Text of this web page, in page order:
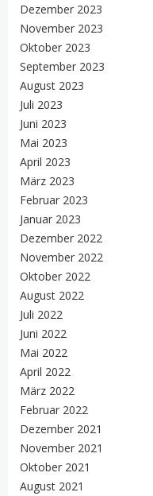
Dezember 2023
November 2023
Oktober 2023
September 2023
August 2023
Juli 2023
Juni 2023
Mai 2023
April 2023
März 2023
Februar 2023
Januar 2023
Dezember 2022
November 2022
Oktober 2022
August 2022
Juli 2022
Juni 2022
Mai 2022
April 2022
März 2022
Februar 2022
Dezember 2021
November 2021
Oktober 2021
August 2021